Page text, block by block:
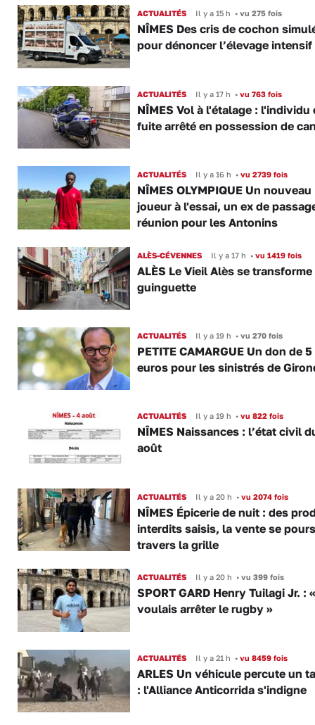
ACTUALITÉS Il y a 15 h •vu 275 fois
NÎMES Des cris de cochon
pour dénoncer l’élevage intensif
ACTUALITÉS Il y a 17 h •vu 763 fois
NÎMES Vol à l'étalage : l'individu
fuite arrêté en possession de
ACTUALITÉS Il y a 16 h •vu 2739 fois
NÎMES OLYMPIQUE Un nouveau
joueur à l'essai, un ex de
réunion pour les Antonins
ALÈS-CÉVENNES Il y a 17 h •vu 1419 fois
ALÈS Le Vieil Alès se transforme
guinguette
ACTUALITÉS Il y a 19 h •vu 270 fois
PETITE CAMARGUE Un don de
euros pour les sinistrés de
ACTUALITÉS Il y a 19 h •vu 822 fois
NÎMES Naissances : l’état civil
août
ACTUALITÉS Il y a 20 h •vu 2074 fois
NÎMES Épicerie de nuit : des
interdits saisis, la vente se
travers la grille
ACTUALITÉS Il y a 20 h •vu 399 fois
SPORT GARD Henry Tuilagi Jr. :
voulais arrêter le rugby »
ACTUALITÉS Il y a 21 h •vu 8459 fois
ARLES Un véhicule percute un
: l'Alliance Anticorrida s'indigne